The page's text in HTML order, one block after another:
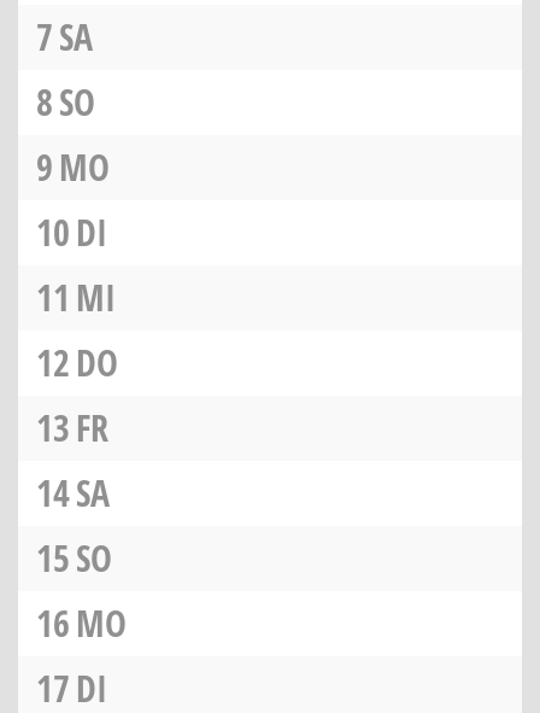
7SA
8SO
9MO
10DI
11 MI
12DO
13FR
14SA
15SO
16MO
17DI